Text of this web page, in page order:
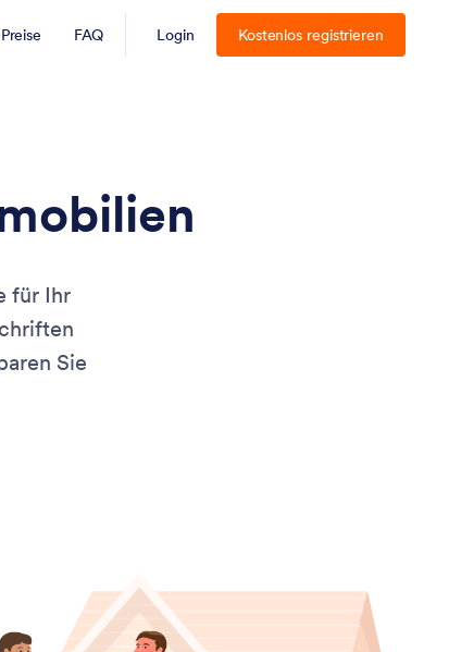
Preise FAQ Login Kostenlos registrieren
für Ihr
Sie